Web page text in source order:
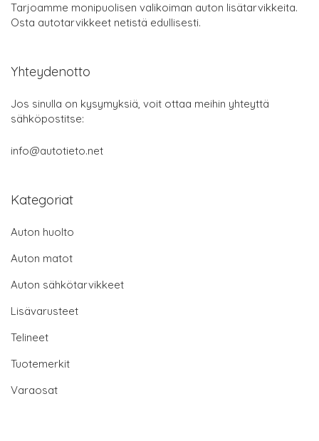
Tarjoamme monipuolisen valikoiman auton lisätarvikkeita.
Osta autotarvikkeet netistä edullisesti.
Yhteydenotto
Jos sinulla on kysymyksiä, voit ottaa meihin yhteyttä
sähköpostitse:
info@autotieto.net
Kategoriat
Auton huolto
Auton matot
Auton sähkötarvikkeet
Lisävarusteet
Telineet
Tuotemerkit
Varaosat